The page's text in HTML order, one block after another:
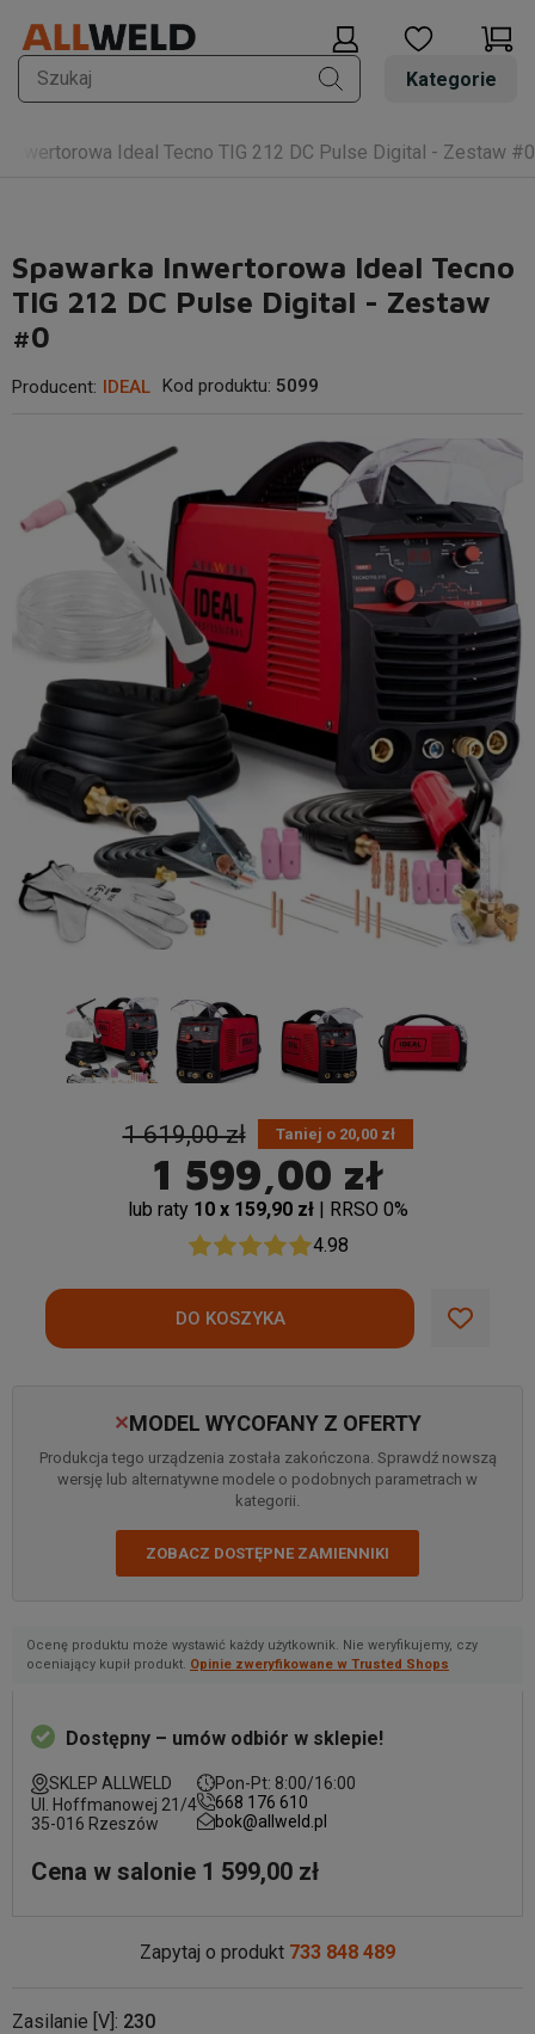
Kategorie
Inwertorowa Ideal Tecno TIG 212 DC Pulse Digital - Zestaw #0
Spawarka Inwertorowa Ideal Tecno
TIG 212 DC Pulse Digital - Zestaw
#0
Producent: IDEAL Kod produktu: 5099
Zasilanie [V]: 230
1 619,00 zł Taniej o 20,00 zł
1 599,00 zł
lub raty 10 x 159,90 zł | RRSO 0%
✕MODEL WYCOFANY Z OFERTY
Produkcja tego urządzenia została zakończona. Sprawdź nowszą
wersję lub alternatywne modele o podobnych parametrach w
kategorii.
ZOBACZ DOSTĘPNE ZAMIENNIKI
4.98
Ocenę produktu może wystawić każdy użytkownik. Nie weryfikujemy, czy
oceniający kupił produkt. Opinie zweryfikowane w Trusted Shops
Dostępny – umów odbiór w sklepie!
SKLEP ALLWELD
Ul. Hoffmanowej 21/4
35-016 Rzeszów
Pon-Pt: 8:00/16:00
668 176 610
bok@allweld.pl
Cena w salonie 1 599,00 zł
Zapytaj o produkt 733 848 489